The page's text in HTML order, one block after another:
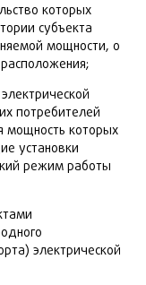
которых
субъекта
мощности, о
потребителей
мощность которых
установки
режим работы
электрической